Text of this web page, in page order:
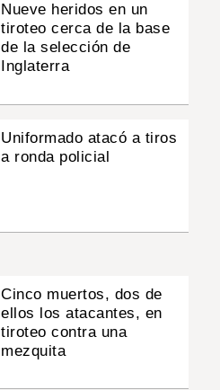
Nueve heridos en un
tiroteo cerca de la base
de la selección de
Inglaterra
Uniformado atacó a tiros
a ronda policial
Cinco muertos, dos de
ellos los atacantes, en
tiroteo contra una
mezquita